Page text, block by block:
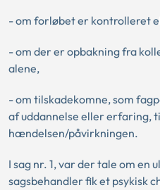
- om forløbet er kontrolleret
- om der er opbakning fra
alene,
- om tilskadekomne, som
af uddannelse eller erfaring,
hændelsen/påvirkningen.
I sag nr. 1, var der tale om en
sagsbehandler fik et psykisk